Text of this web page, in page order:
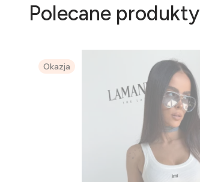
Polecane produkty
Okazja